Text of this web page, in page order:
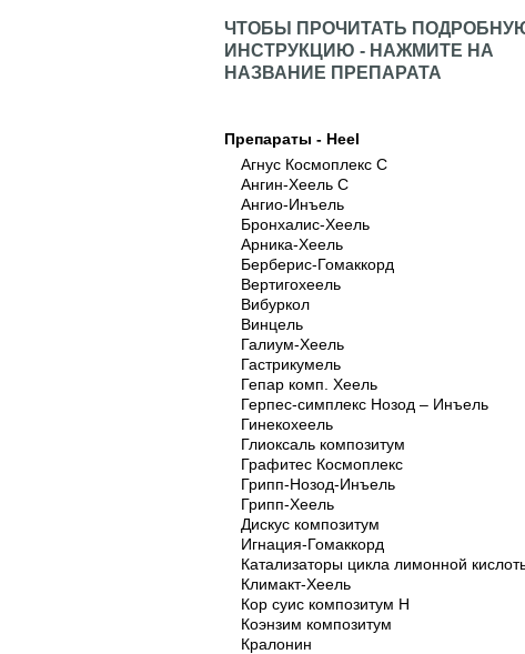
ЧТОБЫ ПРОЧИТАТЬ
ИНСТРУКЦИЮ - НАЖМИТЕ НА
НАЗВАНИЕ ПРЕПАРАТА
Препараты - Heel
Агнус Космоплекс С
Ангин-Хеель С
Ангио-Инъель
Бронхалис-Хеель
Арника-Хеель
Берберис-Гомаккорд
Вертигохеель
Вибуркол
Винцель
Галиум-Хеель
Гастрикумель
Гепар комп. Хеель
Герпес-симплекс Нозод – Инъель
Гинекохеель
Глиоксаль композитум
Графитес Космоплекс
Грипп-Нозод-Инъель
Грипп-Хеель
Дискус композитум
Игнация-Гомаккорд
Катализаторы цикла лимонной
Климакт-Хеель
Кор суис композитум Н
Коэнзим композитум
Кралонин